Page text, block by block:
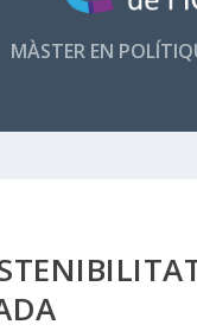
MÀSTER EN